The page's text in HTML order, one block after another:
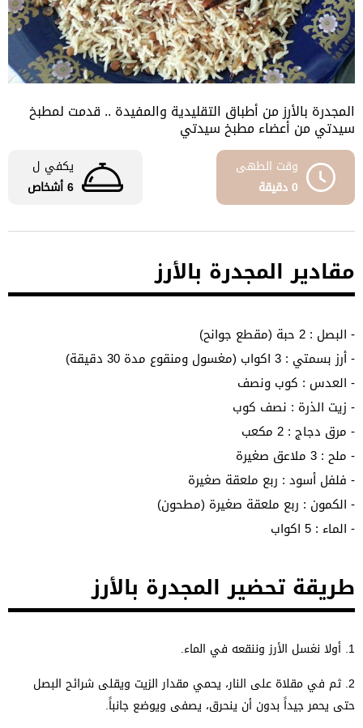
المجدرة بالأرز من أطباق التقليدية والمفيدة .. قدمت لمطبخ
سيدتي من أعضاء مطبخ سيدتي
وقت الطهى
0 دقيقة
يكفي ل
6 أشخاص
مقادير المجدرة بالأرز
- البصل : 2 حبة (مقطع جوانح)
- أرز بسمتي : 3 اكواب (مغسول ومنقوع مدة 30 دقيقة)
- العدس : كوب ونصف
- زيت الذرة : نصف كوب
- مرق دجاج : 2 مكعب
- ملح : 3 ملاعق صغيرة
- فلفل أسود : ربع ملعقة صغيرة
- الكمون : ربع ملعقة صغيرة (مطحون)
- الماء : 5 اكواب
طريقة تحضير المجدرة بالأرز
1. أولا نغسل الأرز وننقعه في الماء.
2. ثم في مقلاة على النار، يحمي مقدار الزيت ويقلى شرائح البصل
حتى يحمر جيداً بدون أن ينحرق، يصفى ويوضع جانباً.